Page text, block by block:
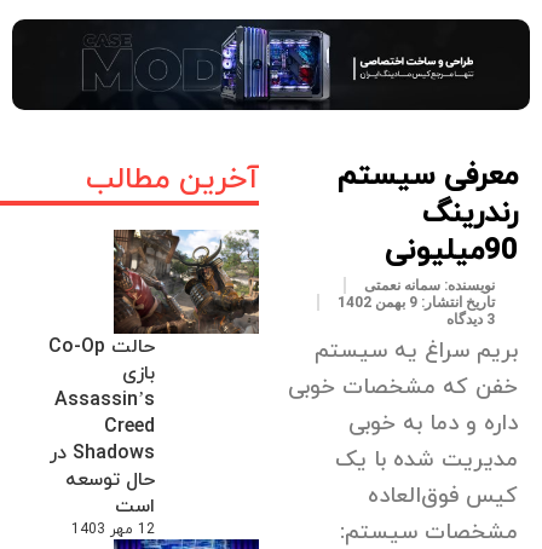
آخرین مطالب
حالت Co-Op
بازی
Assassin’s
Creed
Shadows در
حال توسعه
است
12 مهر 1403
معرفی سیستم
رندرینگ
90میلیونی
نویسنده: سمانه نعمتی
تاریخ انتشار: 9 بهمن 1402
3 دیدگاه
بریم سراغ یه سیستم
خفن که مشخصات خوبی
داره و دما به خوبی
مدیریت شده با یک
کیس فوق‌العاده
مشخصات سیستم: